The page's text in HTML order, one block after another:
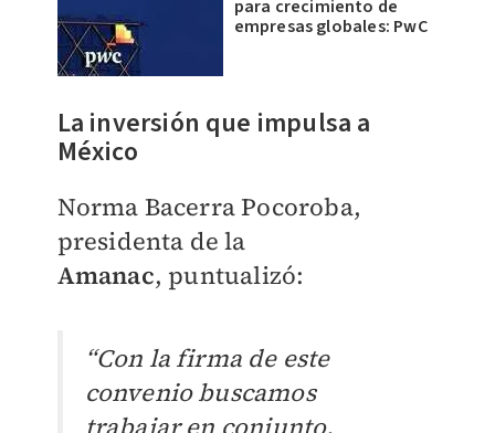
para crecimiento de
empresas globales: PwC
La inversión que impulsa a
México
Norma Bacerra Pocoroba,
presidenta de la
Amanac, puntualizó:
“Con la firma de este
convenio buscamos